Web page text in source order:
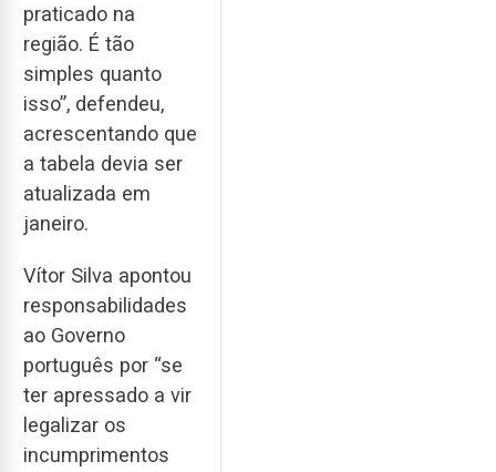
praticado na
região. É tão
simples quanto
isso”, defendeu,
acrescentando que
a tabela devia ser
atualizada em
janeiro.
Vítor Silva apontou
responsabilidades
ao Governo
português por “se
ter apressado a vir
legalizar os
incumprimentos